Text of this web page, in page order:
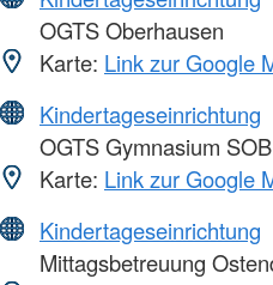
OGTS Oberhausen
Karte: Link zur Google
Kindertageseinrichtung
OGTS Gymnasium SOB
Karte: Link zur Google
Kindertageseinrichtung
Mittagsbetreuung